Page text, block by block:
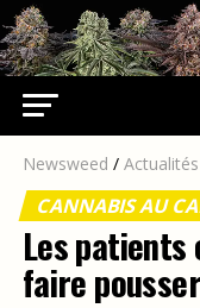
Newsweed /
CANNABIS AU
Les
faire